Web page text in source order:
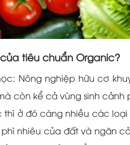
tiêu chuẩn Organic?
Nông nghiệp hữu cơ
còn kể cả vùng sinh
thì ở đó càng nhiều các
nhiêu của đất và ngăn